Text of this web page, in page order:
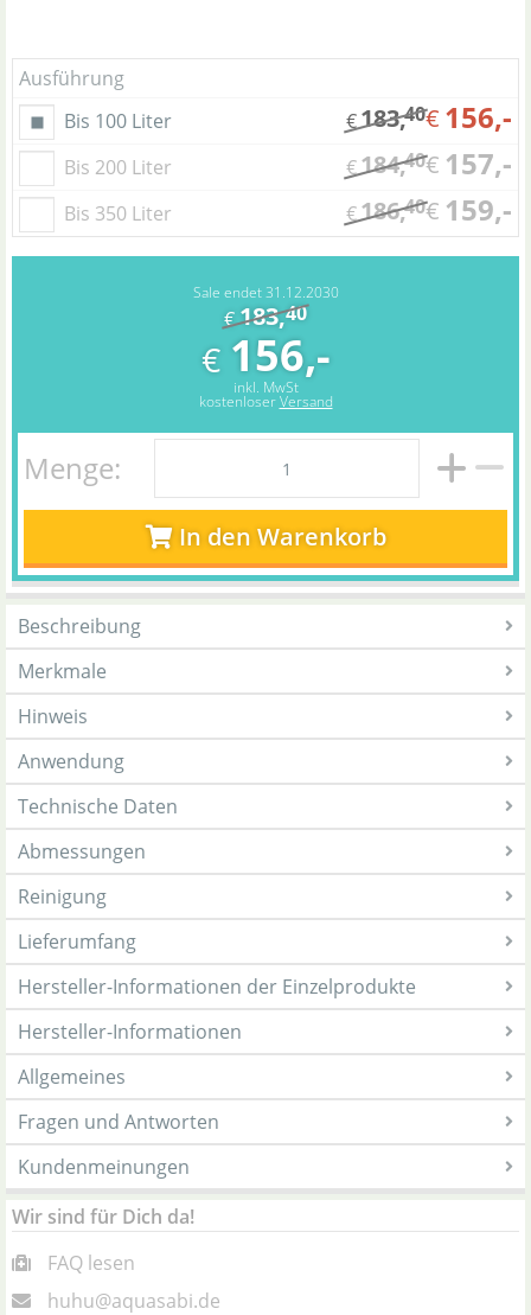
Ausführung
Bis 100 Liter
€183,40€ 156,-
Bis 200 Liter €184,40€ 157,-
Bis 350 Liter €186,40€ 159,-
Sale endet 31.12.2030
€183,40
€ 156,-
inkl. MwSt
kostenloserVersand
Menge:
In den Warenkorb
Beschreibung
Merkmale
Hinweis
Anwendung
Technische Daten
Abmessungen
Reinigung
Lieferumfang
Hersteller-Informationen der Einzelprodukte
Hersteller-Informationen
Allgemeines
Fragen und Antworten
Kundenmeinungen
Wir sind für Dich da!
FAQ lesen
huhu@aquasabi.de